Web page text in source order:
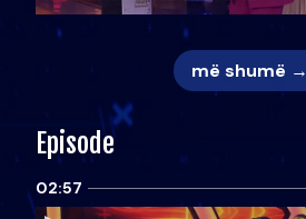
më shumë →
Episode
02:57